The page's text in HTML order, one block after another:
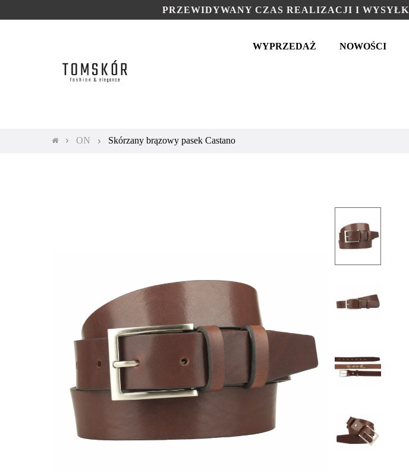
PRZEWIDYWANY CZAS REALIZACJI I
WYPRZEDAŻ NOWOŚCI
ON Skórzany brązowy pasek Castano